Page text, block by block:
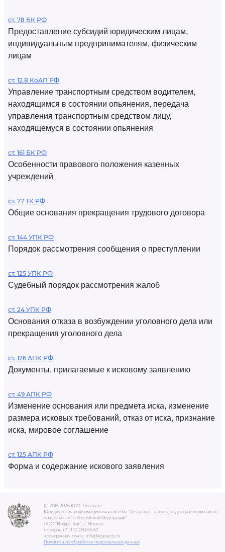
ст. 78 БК РФ
Предоставление субсидий юридическим лицам,
индивидуальным предпринимателям, физическим
лицам
ст. 12.8 КоАП РФ
Управление транспортным средством водителем,
находящимся в состоянии опьянения, передача
управления транспортным средством лицу,
находящемуся в состоянии опьянения
ст. 161 БК РФ
Особенности правового положения казенных
учреждений
ст. 77 ТК РФ
Общие основания прекращения трудового договора
ст. 144 УПК РФ
Порядок рассмотрения сообщения о преступлении
ст. 125 УПК РФ
Судебный порядок рассмотрения жалоб
ст. 24 УПК РФ
Основания отказа в возбуждении уголовного дела или
прекращения уголовного дела
ст. 126 АПК РФ
Документы, прилагаемые к исковому заявлению
ст. 49 АПК РФ
Изменение основания или предмета иска, изменение
размера исковых требований, отказ от иска, признание
иска, мировое соглашение
ст. 125 АПК РФ
Форма и содержание искового заявления
(c) 2015-2026 ЮИС Легалакт
Юридическая информационная система "Легалакт - законы, кодексы и нормативно-
правовые акты Российской Федерации"
ООО "Инфра-Бит", г. Москва.
телефон +7 (910) 050-65-67
электронная почта: info@legalacts.ru
Политика по обработке персональных данных